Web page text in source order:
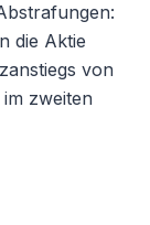
die Aktie
von
zweiten